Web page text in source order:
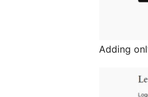
Adding